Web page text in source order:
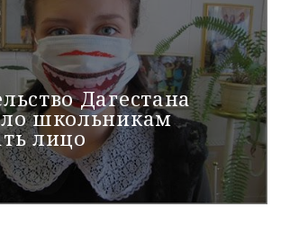
или через соц. сети
Дагестана
школьникам
лицо